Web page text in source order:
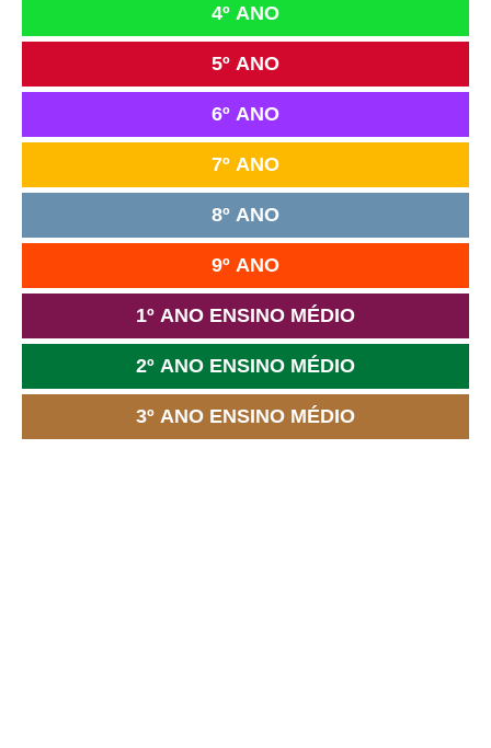
4º ANO
5º ANO
6º ANO
7º ANO
8º ANO
9º ANO
1º ANO ENSINO MÉDIO
2º ANO ENSINO MÉDIO
3º ANO ENSINO MÉDIO